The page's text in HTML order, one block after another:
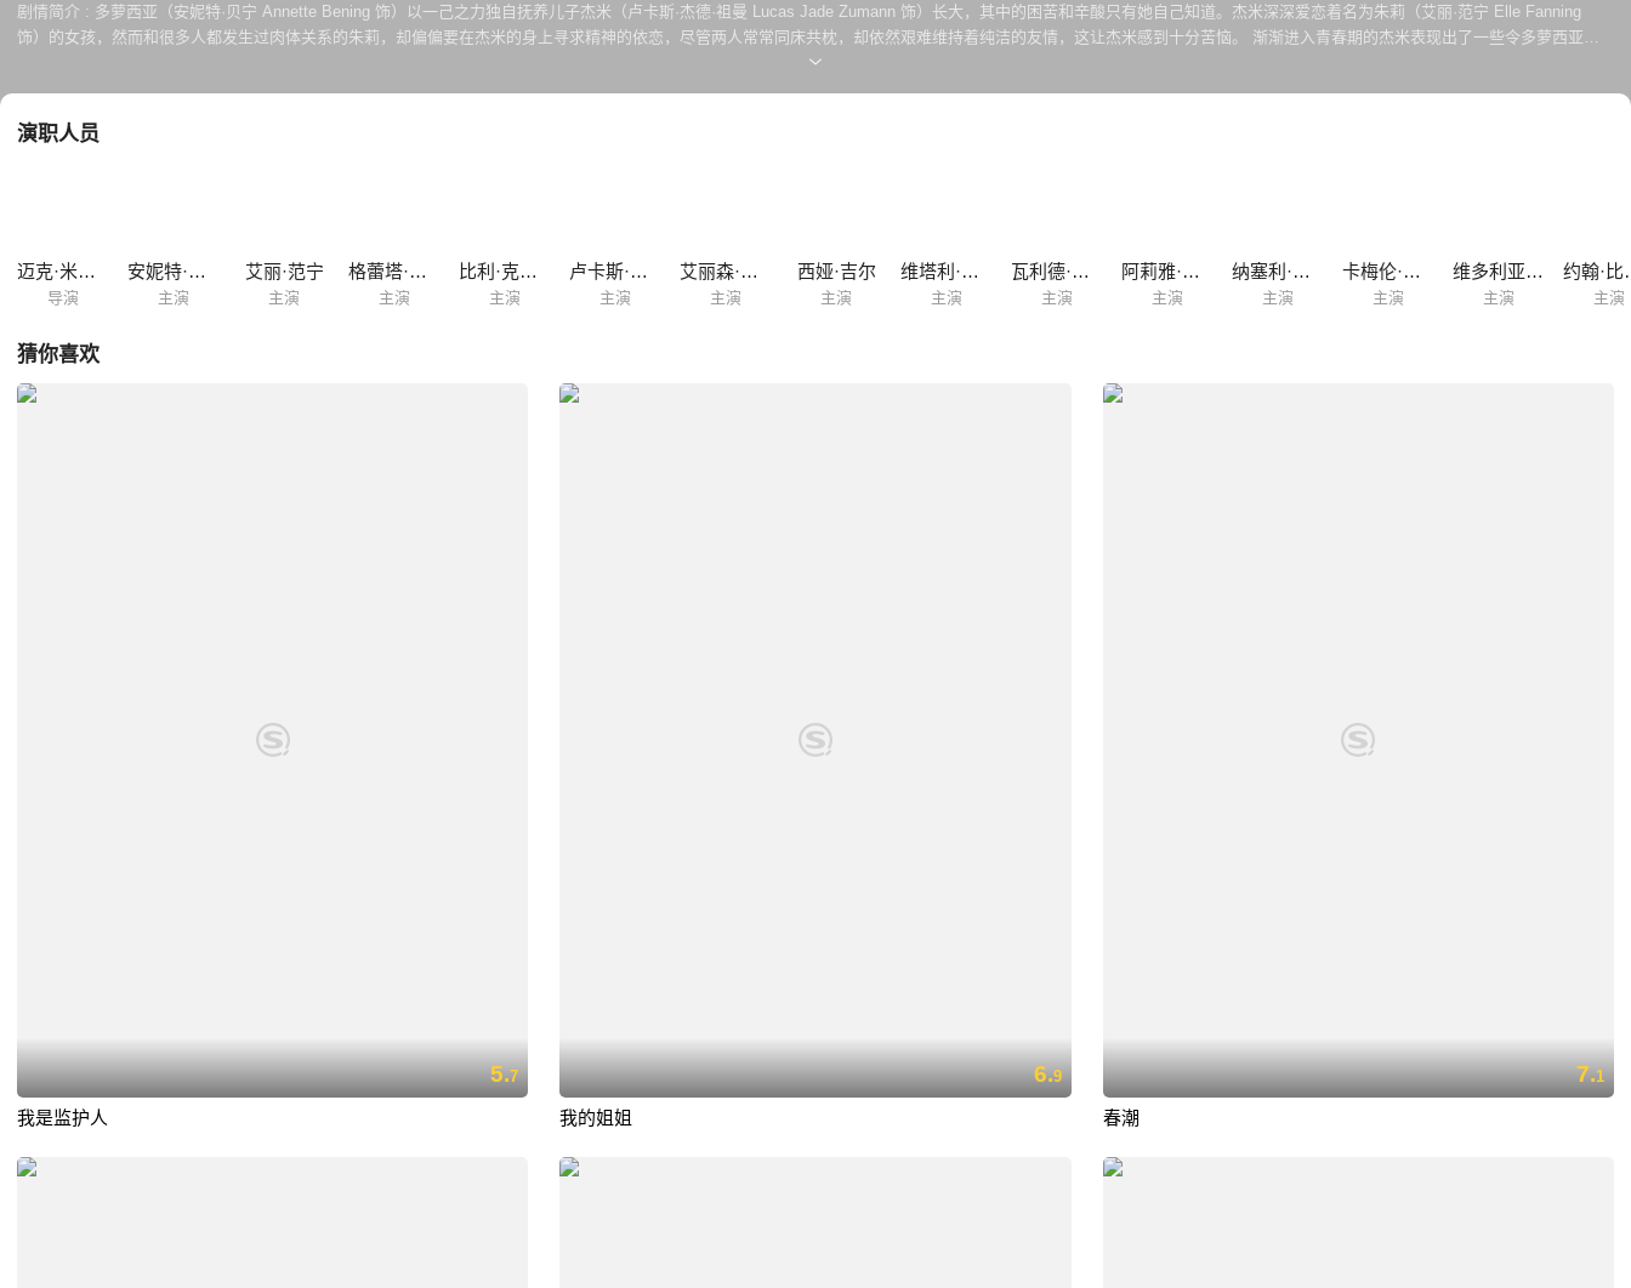
剧情简介 : 多萝西亚（安妮特·贝宁 Annette Bening 饰）以一己之力独自抚养儿子杰米（卢卡斯·杰德·祖曼 Lucas Jade Zumann 饰）长大，其中的困苦和辛酸只有她自己知道。杰米深深爱恋着名为朱莉（艾丽·范宁 Elle Fanning
饰）的女孩，然而和很多人都发生过肉体关系的朱莉，却偏偏要在杰米的身上寻求精神的依恋，尽管两人常常同床共枕，却依然艰难维持着纯洁的友情，这让杰米感到十分苦恼。 渐渐进入青春期的杰米表现出了一些令多萝西亚感
到担心的特质，为了帮助儿子顺利的度过这一特殊时期，多萝西亚找到了房客艾比（格蕾塔·葛韦格 Greta Gerwig 饰），希望她能够给杰米一点帮助。与此同时，多萝西亚一直没有放弃希望，她渴望着能够找到一个靠谱的男人，成
演职人员
迈克·米尔斯
导演
安妮特·贝宁
主演
艾丽·范宁
主演
格蕾塔·葛韦格
主演
比利·克鲁德普
主演
卢卡斯·杰德·祖曼
主演
艾丽森·艾略特
主演
西娅·吉尔
主演
维塔利·安德鲁·勒博
主演
瓦利德·祖伊特
主演
阿莉雅·肖卡特
主演
纳塞利·洛芙
主演
卡梅伦·珀罗兹曼
主演
维多利亚·布鲁诺
主演
约
主演
猜你喜欢
5.7
我是监护人
6.9
我的姐姐
7.1
春潮